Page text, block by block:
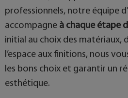
professionnels, notre équipe
accompagne à chaque étape
initial au choix des matériaux,
l’espace aux finitions, nous
les bons choix et garantir un
esthétique.